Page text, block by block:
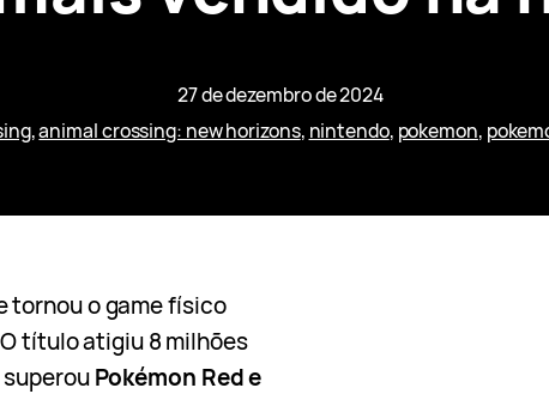
27 de dezembro de 2024
, animal crossing: new horizons, nintendo, pokemon,
tornou o game físico
título atigiu 8 milhões
Pokémon Red e